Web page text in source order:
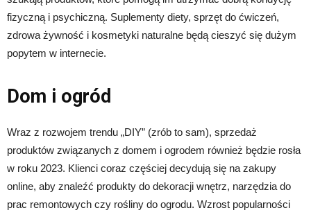
fizyczną i psychiczną. Suplementy diety, sprzęt do ćwiczeń,
zdrowa żywność i kosmetyki naturalne będą cieszyć się dużym
popytem w internecie.
Dom i ogród
Wraz z rozwojem trendu „DIY” (zrób to sam), sprzedaż
produktów związanych z domem i ogrodem również będzie rosła
w roku 2023. Klienci coraz częściej decydują się na zakupy
online, aby znaleźć produkty do dekoracji wnętrz, narzędzia do
prac remontowych czy rośliny do ogrodu. Wzrost popularności